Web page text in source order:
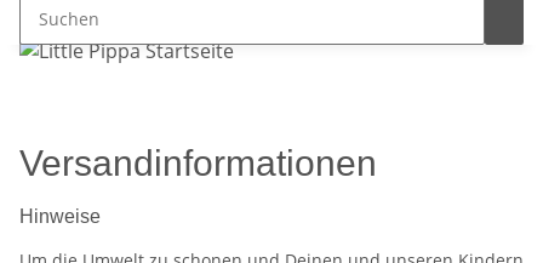
Versandinformationen
Hinweise